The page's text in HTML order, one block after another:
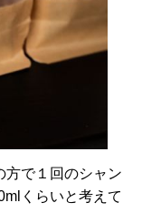
方で１回のシャン
くらいと考えて